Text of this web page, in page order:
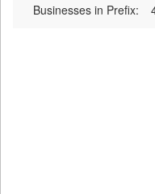
Businesses in Prefix: